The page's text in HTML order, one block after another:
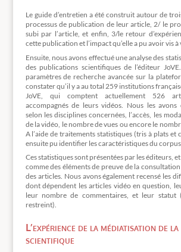
Le guide d’entretien a été construit autour de
processus de publication de leur article, 2/ le
subi par l’article, et enfin, 3/le retour
cette publication et l’impact qu’elle a pu avoir vis à
Ensuite, nous avons effectué une analyse des
des publications scientifiques de l’éditeur
paramètres de recherche avancée sur la
constater qu’il y a au total 259 institutions
JoVE, qui comptent actuellement 526
accompagnés de leurs vidéos. Nous les avons
selon les disciplines concernées, l’accès, les
de la vidéo, le nombre de vues ou encore le
A l’aide de traitements statistiques (tris à plats et
ensuite pu identifier les caractéristiques du corpus.
Ces statistiques sont présentées par les éditeurs,
comme des éléments de preuve de la
des articles. Nous avons également recensé les
dont dépendent les articles vidéo en question,
leur nombre de commentaires, et leur statut
restreint).
L’expérience de la médiatisation de
scientifique